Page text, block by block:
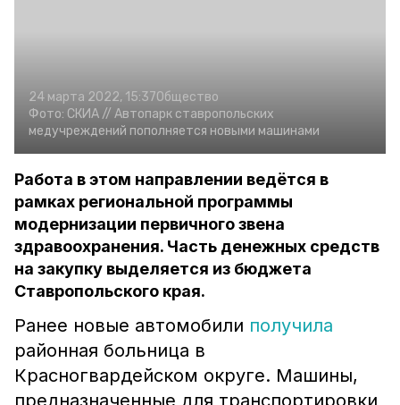
24 марта 2022, 15:37Общество
Фото: СКИА // Автопарк ставропольских
медучреждений пополняется новыми машинами
Работа в этом направлении ведётся в
рамках региональной программы
модернизации первичного звена
здравоохранения. Часть денежных средств
на закупку выделяется из бюджета
Ставропольского края.
Ранее новые автомобили получила
районная больница в
Красногвардейском округе. Машины,
предназначенные для транспортировки